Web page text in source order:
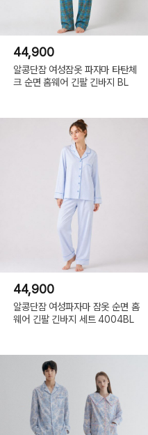
44,900
알콩단잠 여성잠옷 파자마 타탄체
크 순면 홈웨어 긴팔 긴바지 BL
44,900
알콩단잠 여성파자마 잠옷 순면 홈
웨어 긴팔 긴바지 세트 4004BL